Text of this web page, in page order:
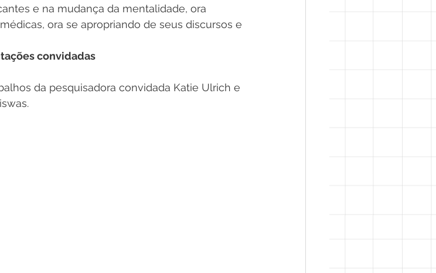
e na mudança da mentalidade, ora
ora se apropriando de seus discursos e
convidadas
da pesquisadora convidada Katie Ulrich e